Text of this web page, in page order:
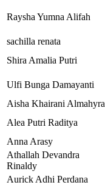
Raysha Yumna Alifah
sachilla renata
Shira Amalia Putri
Ulfi Bunga Damayanti
Aisha Khairani Almahyra
Alea Putri Raditya
Anna Arasy
Athallah Devandra
Rinaldy
Aurick Adhi Perdana